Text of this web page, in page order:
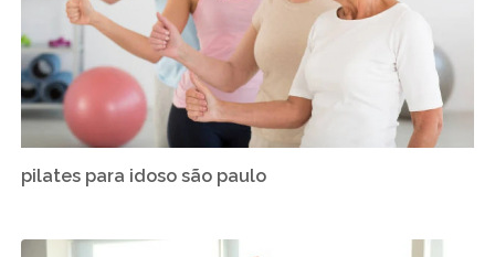
pilates para idoso são paulo